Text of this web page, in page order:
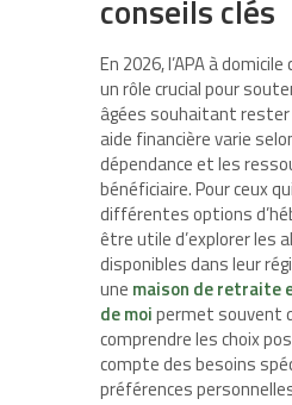
conseils clés
En 2026, l’APA à
un rôle crucial pour
âgées souhaitant
aide financière varie
dépendance et les
bénéficiaire. Pour ceux
différentes options
être utile d’explorer les
disponibles dans leur
une maison de retraite
de moipermet souvent
comprendre les choix
compte des besoins
préférences